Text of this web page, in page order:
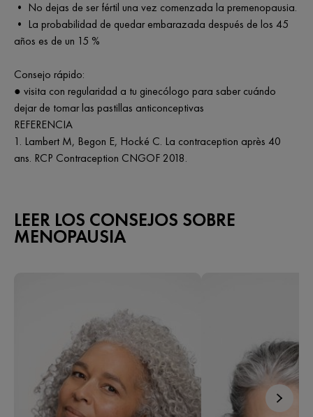
• No dejas de ser fértil una vez comenzada la premenopausia.
• La probabilidad de quedar embarazada después de los 45
años es de un 15 %
Consejo rápido:
● visita con regularidad a tu ginecólogo para saber cuándo
dejar de tomar las pastillas anticonceptivas
REFERENCIA
1. Lambert M, Begon E, Hocké C. La contraception après 40
ans. RCP Contraception CNGOF 2018.
LEER LOS CONSEJOS SOBRE
MENOPAUSIA